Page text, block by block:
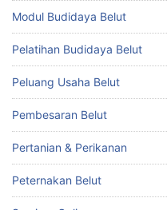
Modul Budidaya Belut
Pelatihan Budidaya Belut
Peluang Usaha Belut
Pembesaran Belut
Pertanian & Perikanan
Peternakan Belut